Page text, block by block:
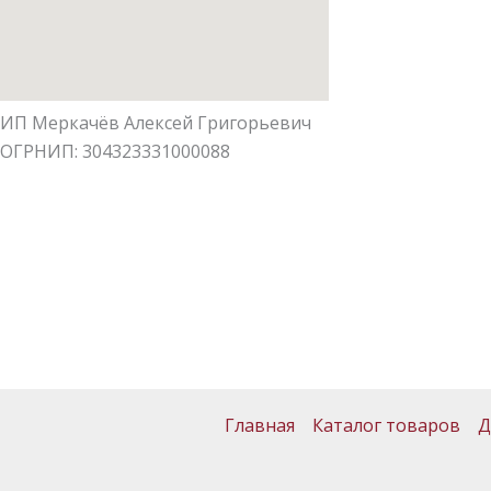
ИП Меркачёв Алексей Григорьевич
ОГРНИП: 304323331000088
Главная Каталог товаров